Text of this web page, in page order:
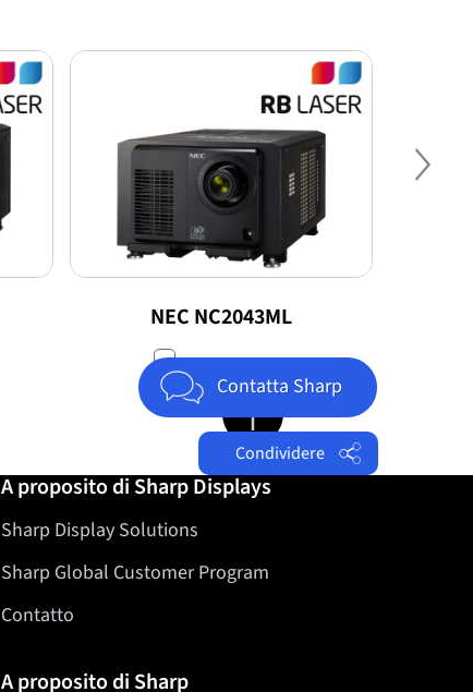
NEC NC2043ML
paragonare
Contatta Sharp
Condividere
Facebook
LinkedIn
Jump to top of page
A proposito di Sharp Displays
Sharp Display Solutions
Sharp Global Customer Program
Contatto
A proposito di Sharp